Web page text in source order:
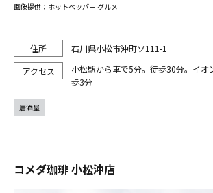
石川県小松市沖町ソ111-1
小松駅から車で5分。徒歩30分。イオ
歩3分
画像提供：ホットペッパー グルメ
居酒屋
コメダ珈琲 小松沖店